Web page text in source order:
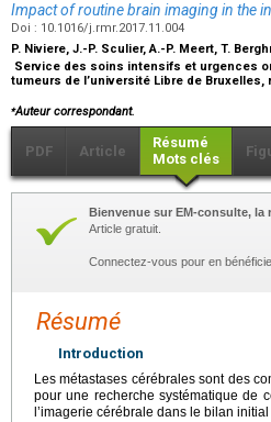
Impact of routine brain imaging in the
Doi : 10.1016/j.rmr.2017.11.004
P. Niviere, J.-P. Sculier, A.-P. Meert, T.
Service des soins intensifs et urgences
tumeurs de l’université Libre de
⁎Auteur correspondant.
PDF Article
Résumé
Mots clés
Bienvenue sur EM-consulte,
Article gratuit.
Connectez-vous pour en
Résumé
Introduction
Les métastases cérébrales sont des
pour une recherche systématique de
l’imagerie cérébrale dans le bilan